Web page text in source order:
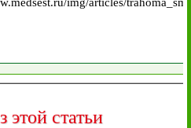
этой статьи